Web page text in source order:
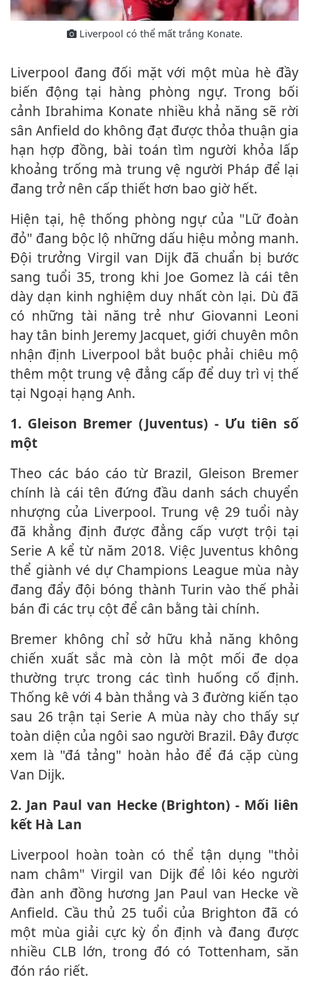
Liverpool có thể mất trắng Konate.
Liverpool đang đối mặt với một mùa hè đầy
biến động tại hàng phòng ngự. Trong bối
cảnh Ibrahima Konate nhiều khả năng sẽ rời
sân Anfield do không đạt được thỏa thuận gia
hạn hợp đồng, bài toán tìm người khỏa lấp
khoảng trống mà trung vệ người Pháp để lại
đang trở nên cấp thiết hơn bao giờ hết.
Hiện tại, hệ thống phòng ngự của "Lữ đoàn
đỏ" đang bộc lộ những dấu hiệu mỏng manh.
Đội trưởng Virgil van Dijk đã chuẩn bị bước
sang tuổi 35, trong khi Joe Gomez là cái tên
dày dạn kinh nghiệm duy nhất còn lại. Dù đã
có những tài năng trẻ như Giovanni Leoni
hay tân binh Jeremy Jacquet, giới chuyên môn
nhận định Liverpool bắt buộc phải chiêu mộ
thêm một trung vệ đẳng cấp để duy trì vị thế
tại Ngoại hạng Anh.
1. Gleison Bremer (Juventus) - Ưu tiên số
một
Theo các báo cáo từ Brazil, Gleison Bremer
chính là cái tên đứng đầu danh sách chuyển
nhượng của Liverpool. Trung vệ 29 tuổi này
đã khẳng định được đẳng cấp vượt trội tại
Serie A kể từ năm 2018. Việc Juventus không
thể giành vé dự Champions League mùa này
đang đẩy đội bóng thành Turin vào thế phải
bán đi các trụ cột để cân bằng tài chính.
Bremer không chỉ sở hữu khả năng không
chiến xuất sắc mà còn là một mối đe dọa
thường trực trong các tình huống cố định.
Thống kê với 4 bàn thắng và 3 đường kiến tạo
sau 26 trận tại Serie A mùa này cho thấy sự
toàn diện của ngôi sao người Brazil. Đây được
xem là "đá tảng" hoàn hảo để đá cặp cùng
Van Dijk.
2. Jan Paul van Hecke (Brighton) - Mối liên
kết Hà Lan
Liverpool hoàn toàn có thể tận dụng "thỏi
nam châm" Virgil van Dijk để lôi kéo người
đàn anh đồng hương Jan Paul van Hecke về
Anfield. Cầu thủ 25 tuổi của Brighton đã có
một mùa giải cực kỳ ổn định và đang được
nhiều CLB lớn, trong đó có Tottenham, săn
đón ráo riết.